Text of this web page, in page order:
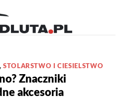
,STOLARSTWO I CIESIELSTWO
Znaczniki
akcesoria